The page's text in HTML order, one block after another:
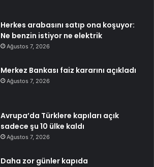
Herkes arabasını satıp ona koşuyor:
Ne benzin istiyor ne elektrik
Ağustos 7, 2026
Merkez Bankası faiz kararını açıkladı
Ağustos 7, 2026
Avrupa’da Türklere kapıları açık
sadece şu 10 ülke kaldı
Ağustos 7, 2026
Daha zor günler kapıda